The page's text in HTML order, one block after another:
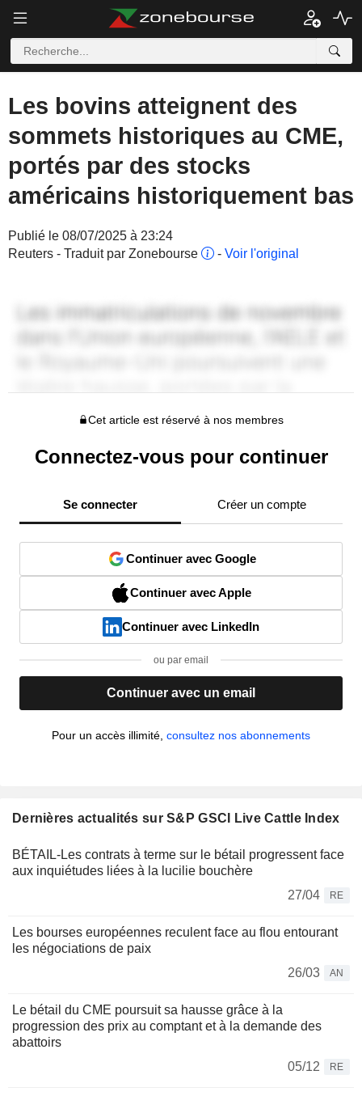
Les bovins atteignent des
sommets historiques au CME,
portés par des stocks
américains historiquement bas
Publié le 08/07/2025 à 23:24
Reuters - Traduit par Zonebourse
- Voir l'original
Cet article est réservé à nos membres
Connectez-vous pour continuer
Se connecter Créer un compte
Continuer avec Google
Continuer avec Apple
Continuer avec LinkedIn
ou par email
Continuer avec un email
Pour un accès illimité, consultez nos abonnements
Dernières actualités sur S&P GSCI Live Cattle Index
BÉTAIL-Les contrats à terme sur le bétail progressent face
aux inquiétudes liées à la lucilie bouchère
27/04
RE
Les bourses européennes reculent face au flou entourant
les négociations de paix
26/03
AN
Le bétail du CME poursuit sa hausse grâce à la
progression des prix au comptant et à la demande des
abattoirs
05/12
RE